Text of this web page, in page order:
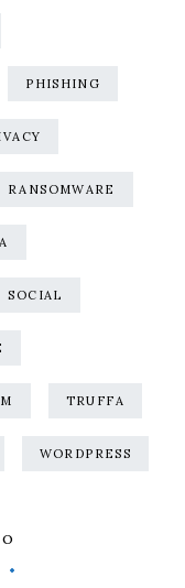
PHISHING
RANSOMWARE
SOCIAL
TRUFFA
WORDPRESS